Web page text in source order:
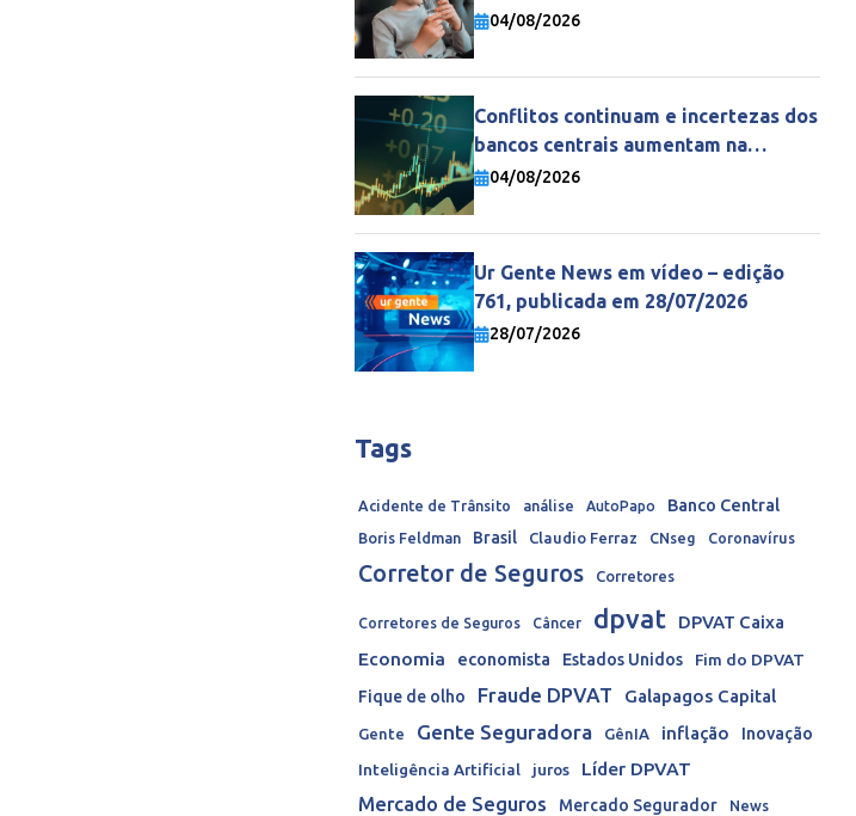
vida adulta
04/08/2026
Conflitos continuam e incertezas dos
bancos centrais aumentam na
economia mundial
04/08/2026
Ur Gente News em vídeo – edição
761, publicada em 28/07/2026
28/07/2026
Tags
Acidente de Trânsito análise AutoPapo Banco Central
Boris Feldman Brasil Claudio Ferraz CNseg Coronavírus
Corretor de Seguros Corretores
Corretores de Seguros Câncer dpvat
DPVAT Caixa
Economia
economista Estados Unidos
Fim do DPVAT
Fique de olho
Fraude DPVAT Galapagos Capital
Gente Gente Seguradora GênIA inflação
Inovação
Inteligência Artificial
juros
Líder DPVAT
Mercado de Seguros
Mercado Segurador
News